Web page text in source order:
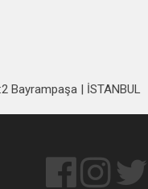
Bayrampaşa | İSTANBUL